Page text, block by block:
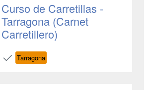
Curso de Carretillas -
Tarragona (Carnet
Carretillero)
Tarragona